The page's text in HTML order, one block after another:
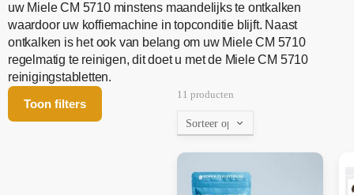
uw Miele CM 5710 minstens maandelijks te ontkalken
waardoor uw koffiemachine in topconditie blijft. Naast
ontkalken is het ook van belang om uw Miele CM 5710
regelmatig te reinigen, dit doet u met de Miele CM 5710
reinigingstabletten.
Toon filters
11 producten